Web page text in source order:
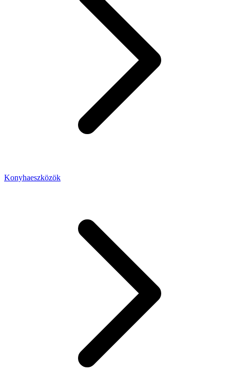
Konyhaeszközök